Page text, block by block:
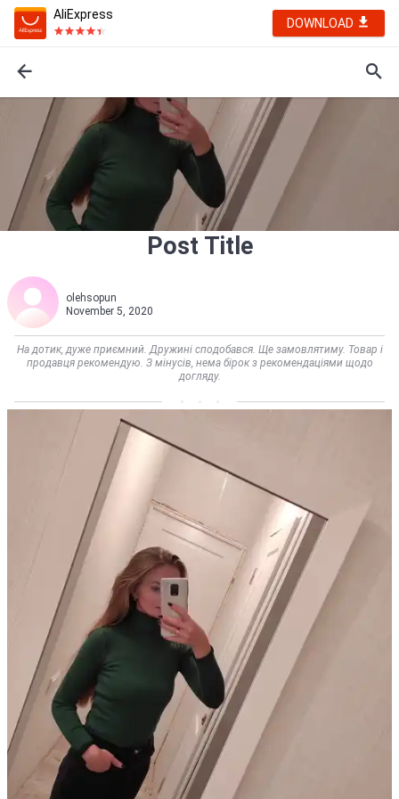
AliExpress
DOWNLOAD
Post Title
olehsopun
November 5, 2020
На дотик, дуже приємний. Дружині сподобався. Ще замовлятиму. Товар і
продавця рекомендую. З мінусів, нема бірок з рекомендаціями щодо
догляду.